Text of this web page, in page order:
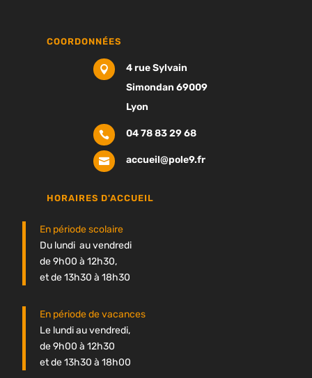
COORDONNÉES

4 rue Sylvain
Simondan 69009
Lyon
 04 78 83 29 68
 accueil@pole9.fr
HORAIRES D'ACCUEIL
En période scolaire
Du lundi au vendredi
de 9h00 à 12h30,
et de 13h30 à 18h30
En période de vacances
Le lundi au vendredi,
de 9h00 à 12h30
et de 13h30 à 18h00